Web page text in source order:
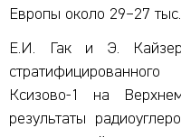
Европы около 29–27
Е.И. Гак и Э. Кайзер
Ксизово-1 на
результаты